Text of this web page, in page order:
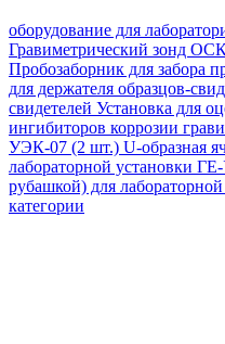
оборудование для
Гравиметрический зонд
Пробозаборник для забора
для держателя образцов-
свидетелей Установка для
ингибиторов коррозии
УЭК-07 (2 шт.) U-образная
лабораторной установки
рубашкой) для
категории